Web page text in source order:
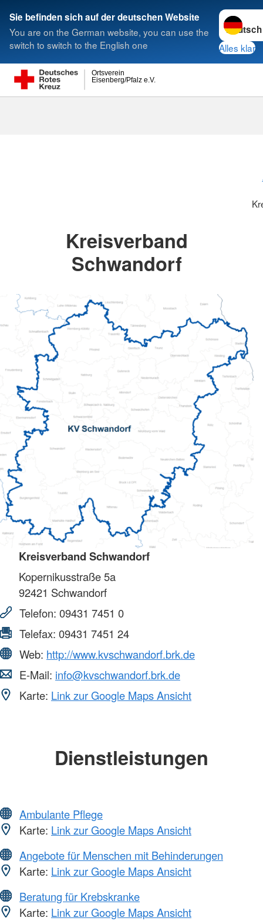
Sie befinden sich auf der deutschen Website
You are on the German website, you can use the
switch to switch to the English one
Sprache
Alles klar
Eisenberg/Pfalz e.V.
Ortsverein
Suche
Kreisverband
Schwandorf
Kreisverband Schwandorf
Kopernikusstraße 5a
92421 Schwandorf
Telefon: 09431 7451 0
Telefax: 09431 7451 24
Web: http://www.kvschwandorf.brk.de
E-Mail: info@kvschwandorf.brk.de
Karte: Link zur Google Maps Ansicht
Dienstleistungen
Ambulante Pflege
Karte: Link zur Google Maps Ansicht
Angebote für Menschen mit Behinderungen
Karte: Link zur Google Maps Ansicht
Beratung für Krebskranke
Karte: Link zur Google Maps Ansicht